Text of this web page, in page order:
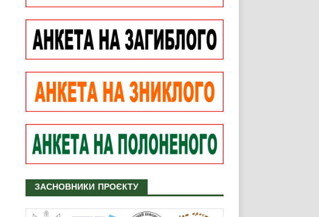
ЗАСНОВНИКИ ПРОЄКТУ